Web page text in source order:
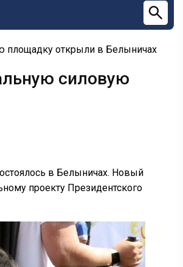
площадку открыли в Белыничах
силовую
в Белыничах. Новый
проекту Президентского